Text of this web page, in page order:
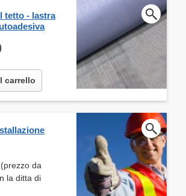
tetto - lastra
carrello
da
la ditta di